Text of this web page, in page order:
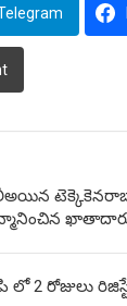
లో 2 రోజులు